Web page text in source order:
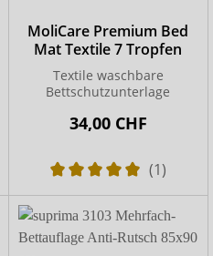
MoliCare Premium Bed
Mat Textile 7 Tropfen
Textile waschbare
Bettschutzunterlage
34,00 CHF
(1)